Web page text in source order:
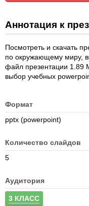
Аннотация к
Посмотреть и скачать
по окружающему миру,
файл презентации 1.89
выбор учебных
Формат
pptx (powerpoint)
Количество слайдов
5
Аудитория
3 КЛАСС